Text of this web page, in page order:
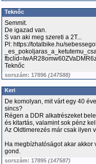
Teknőc
Semmit.
De igazad van.
S van aki meg szereti a 2T...
Pl: https://totalbike.hu/
Teknőc
sorszám: 17896 (147588)
Keri
De komolyan, mit várt egy 40
sincs?
Régen a DDR alkatrészeket
és kitartás, valamint sok pénz
Az Oldtimerezés már csak ilyen
Ha megbízhatóságot akar
gond.
sorszám: 17895 (147587)